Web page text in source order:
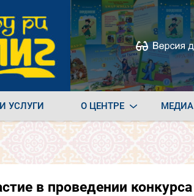
УСЛУГИ О ЦЕНТРЕ МЕДИА
в проведении конкурса